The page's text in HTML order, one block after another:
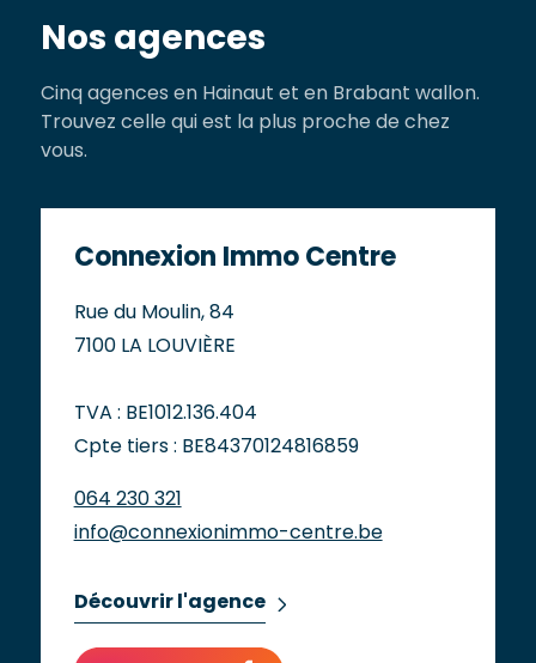
Nos agences
Cinq agences en Hainaut et en Brabant wallon.
Trouvez celle qui est la plus proche de chez
vous.
Connexion Immo Centre
Rue du Moulin, 84
7100 LA LOUVIÈRE
TVA : BE1012.136.404
Cpte tiers : BE84370124816859
064 230 321
info@connexionimmo-centre.be
Découvrir l'agence